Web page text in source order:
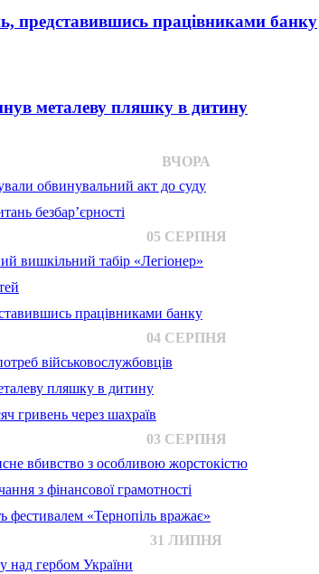
представившись працівниками банку
металеву пляшку в дитину
ВЧОРА
обвинувальний акт до суду
безбар’єрності
05 СЕРПНЯ
вишкільний табір «Легіонер»
працівниками банку
04 СЕРПНЯ
військовослужбовців
пляшку в дитину
гривень через шахраїв
03 СЕРПНЯ
вбивство з особливою жорстокістю
з фінансової грамотності
фестивалем «Тернопіль вражає»
31 ЛИПНЯ
над гербом України